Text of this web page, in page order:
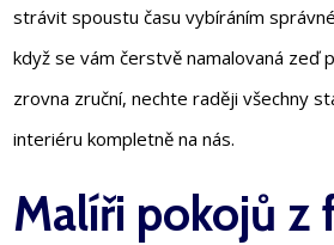
strávit spoustu času vybíráním
když se vám čerstvě namalovaná zeď
zrovna zruční, nechte raději všechny
interiéru kompletně na nás.
Malíři pokojů z